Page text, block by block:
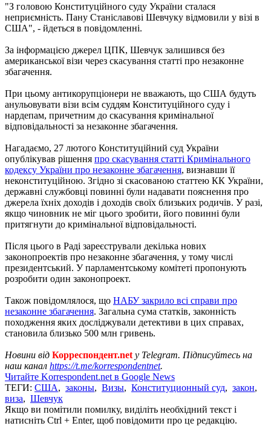
"З головою Конституційного суду України сталася
неприємність. Пану Станіславові Шевчуку відмовили у візі в
США", - йдеться в повідомленні.
За інформацією джерел ЦПК, Шевчук залишився без
американської візи через скасування статті про незаконне
збагачення.
При цьому антикорупціонери не вважають, що США будуть
анульовувати візи всім суддям Конституційного суду і
нардепам, причетним до скасування кримінальної
відповідальності за незаконне збагачення.
Нагадаємо, 27 лютого Конституційний суд України
опублікував рішення про скасування статті Кримінального
кодексу України про незаконне збагачення, визнавши її
неконституційною. Згідно зі скасованою статтею КК України,
державні службовці повинні були надавати пояснення про
джерела їхніх доходів і доходів своїх близьких родичів. У разі,
якщо чиновник не міг цього зробити, його повинні були
притягнути до кримінальної відповідальності.
Після цього в Раді зареєстрували декілька нових
законопроектів про незаконне збагачення, у тому числі
президентський. У парламентському комітеті пропонують
розробити один законопроект.
Також повідомлялося, що НАБУ закрило всі справи про
незаконне збагачення. Загальна сума статків, законність
походження яких досліджували детективи в цих справах,
становила близько 500 млн гривень.
Новини від Корреспондент.net у Telegram. Підписуйтесь на
наш канал https://t.me/korrespondentnet.
Читайте Korrespondent.net в Google News
ТЕГИ: США, законы, Визы, Конституционный суд, закон,
виза, Шевчук
Якщо ви помітили помилку, виділіть необхідний текст і
натисніть Ctrl + Enter, щоб повідомити про це редакцію.